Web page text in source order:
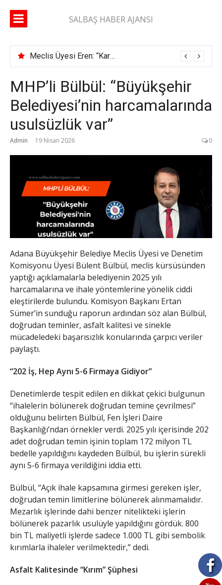
SALBAŞ HABER AJANSI
Meclis Üyesi Eren: “Karaisalı yolunda 2 ay geçti, şerit çizgisi bile çekilmedi”
MHP’li Bülbül: “Büyükşehir
Belediyesi’nin harcamalarında
usulsüzlük var”
Admin 19 Nisan 2026 0
Adana Büyükşehir Belediye Meclis Üyesi ve Denetim
Komisyonu Üyesi Bülent Bülbül, meclis kürsüsünden
yaptığı açıklamalarla belediyenin 2025 yılı
harcamalarına ve ihale yöntemlerine yönelik ciddi
eleştirilerde bulundu. Komisyon Başkanı Ertan
Sümer’in sunduğu raporun ardından söz alan Bülbül,
doğrudan teminler, asfalt kalitesi ve sinekle
mücadeledeki başarısızlık konularında çarpıcı veriler
paylaştı.
“202 İş, Hep Aynı 5-6 Firmaya Gidiyor”
​Denetimlerde tespit edilen en dikkat çekici bulgunun
“ihalelerin bölünerek doğrudan temine çevrilmesi”
olduğunu belirten Bülbül, Fen İşleri Daire
Başkanlığı’ndan örnekler verdi. 2025 yılı içerisinde 202
adet doğrudan temin işinin toplam 172 milyon TL
bedelle yapıldığını kaydeden Bülbül, bu işlerin sürekli
aynı 5-6 firmaya verildiğini iddia etti.
​Bülbül, “Açık ihale kapsamına girmesi gereken işler,
doğrudan temin limitlerine bölünerek alınmamalıdır.
Mezarlık işlerinde dahi benzer nitelikteki işlerin
bölünerek pazarlık usulüyle yapıldığını gördük. 800
bin TL maliyetli işlerde sadece 1.000 TL gibi sembolik
kırımlarla ihaleler verilmektedir,” dedi.
Asfalt Kalitesinde “Kırım” Şüphesi